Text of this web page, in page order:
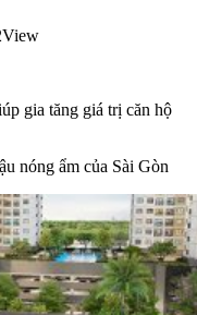
gia tăng giá trị căn hộ
nóng ẩm của Sài Gòn